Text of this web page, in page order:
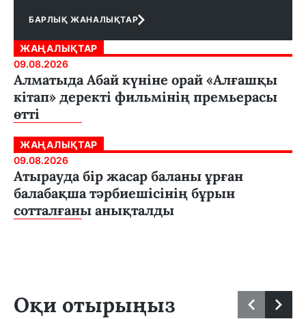
БАРЛЫҚ ЖАНАЛЫҚТАР
ЖАҢАЛЫҚТАР
09.08.2026
Алматыда Абай күніне орай «Алғашқы
кітап» деректі фильмінің премьерасы
өтті
ЖАҢАЛЫҚТАР
09.08.2026
Атырауда бір жасар баланы ұрған
балабақша тәрбиешісінің бұрын
сотталғаны анықталды
Оқи отырыңыз